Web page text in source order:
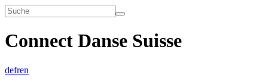
Connect Danse Suisse
defren